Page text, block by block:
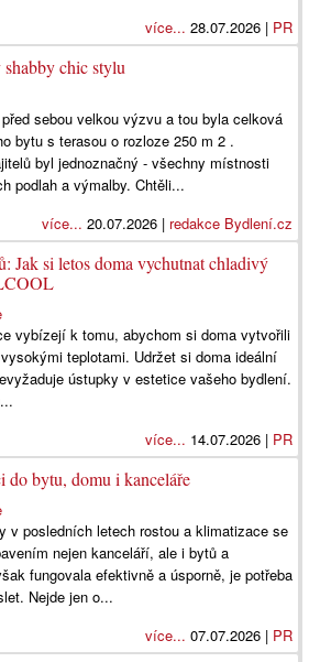
více... 28.07.2026 | PR
chic stylu
před sebou velkou výzvu a tou byla celková
bytu s terasou o rozloze 250 m 2 .
byl jednoznačný - všechny místnosti
podlah a výmalby. Chtěli...
více... 20.07.2026 | redakce Bydlení.cz
Jak si letos doma vychutnat chladivý
vybízejí k tomu, abychom si doma vytvořili
teplotami. Udržet si doma ideální
ústupky v estetice vašeho bydlení.
více... 14.07.2026 | PR
do bytu, domu i kanceláře
v posledních letech rostou a klimatizace se
nejen kanceláří, ale i bytů a
fungovala efektivně a úsporně, je potřeba
Nejde jen o...
více... 07.07.2026 | PR